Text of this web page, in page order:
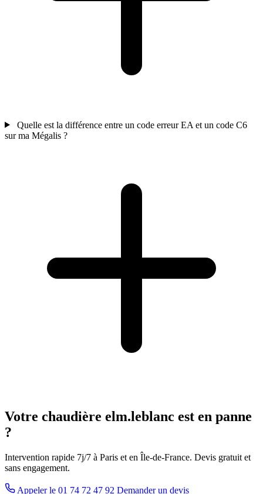
Quelle est la différence entre un code erreur EA et un code C6
sur ma Mégalis ?
Votre chaudière elm.leblanc est en panne
?
Intervention rapide 7j/7 à Paris et en Île-de-France. Devis gratuit et
sans engagement.
Appeler le 01 74 72 47 92 Demander un devis